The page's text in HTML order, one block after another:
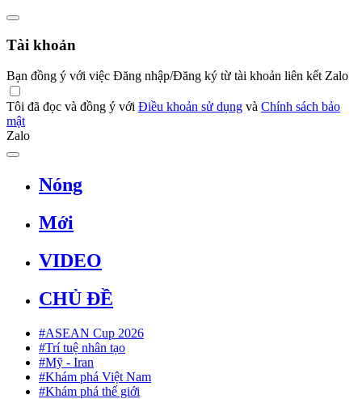
Tài khoản
Bạn đồng ý với việc Đăng nhập/Đăng ký từ tài khoản liên kết Zalo
Tôi đã đọc và đồng ý với Điều khoản sử dụng và Chính sách bảo
mật
Zalo
Nóng
Mới
VIDEO
CHỦ ĐỀ
#ASEAN Cup 2026
#Trí tuệ nhân tạo
#Mỹ - Iran
#Khám phá Việt Nam
#Khám phá thế giới